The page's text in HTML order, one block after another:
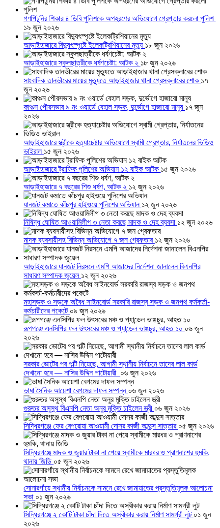
গণপিটুনির শিকার ৪ ডিবি পুলিশকে অপহরণের অভিযোগে গ্রেপ্তার করলো পুলিশ
১৯ জুন ২০২৬
আড়াইহাজারে বিদ্যুৎস্পৃষ্টে ইলেকট্রিশিয়ানের মৃত্যু ১৮ জুন ২০২৬
আড়াইহাজারে স্কুলছাত্রীকে ধর্ষণচেষ্টা: আটক ২ ১৮ জুন ২০২৬
সাংবাদিক তানভীরের মায়ের মৃত্যুতে আড়াইহাজার থানা প্রেসক্লাবের শোক ১৭
জুন ২০২৬
কাঞ্চন পৌরসভার ৯ নং ওয়ার্ডে বেহাল সড়ক, দুর্ভোগে হাজারো মানুষ ১৭ জুন
২০২৬
আড়াইহাজারে স্ত্রীকে হত্যাচেষ্টার অভিযোগে স্বামী গ্রেপ্তার, নির্যাতনের ভিডিও
ভাইরাল ১৫ জুন ২০২৬
আড়াইহাজারে ট্রাফিক পুলিশের অভিযান ১২ বাইক আটক ১৫ জুন ২০২৬
আড়াইহাজারে ৭ বছরের শিশু ধর্ষণ, আটক ২ ১২ জুন ২০২৬
যানজট কমাতে কাঁচপুর হাইওয়ে পুলিশের অভিযান ১২ জুন ২০২৬
নিষিদ্ধ ঘোষিত আওয়ামিলীগ ৩ নেতা করছে মাদক ও দেহ ব্যবসা ১২ জুন ২০২৬
মাদক ব্যবসায়ীসহ বিভিন্ন অভিযোগে ৭ জন গ্রেফতার ১২ জুন ২০২৬
আড়াইহাজারে যানজট নিরসনে এমপি আজাদের নির্দেশনা জানালেন বিএনপির
সাধারণ সম্পাদক জুয়েল ১২ জুন ২০২৬
মহাসড়ক ও সড়কে অবৈধ সাইনবোর্ড সরকারি রাজস্ব সড়ক ও জনপথ কর্মকর্তা-
কর্মচারীদের পকেটে ০৯ জুন ২০২৬
রূপগঞ্জে এনসিপির ফল উৎসবের মঞ্চ ও প্যান্ডেল ভাঙচুর, আহত ১০ ০৬ জুন
২০২৬
সরকার ভোটের পর পল্টি নিয়েছে, আগামী স্থানীয় নির্বাচনে তাদের লাল কার্ড
দেখানো হবে — নাসির উদ্দিন পাটোয়ারী ০৬ জুন ২০২৬
ভাষা সৈনিক আয়েশা বেগমের দাফন সম্পন্ন ০৬ জুন ২০২৬
গুরুতর অসুস্থ বিএনপি নেতা অনুর মুক্তি চাইলেন স্ত্রী ০৬ জুন ২০২৬
সিদ্ধিরগঞ্জে ফের বেপরোয়া আওয়ামী দোসর কাজী আব্দুস সাত্তার ০৫ জুন ২০২৬
সিদ্ধিরগঞ্জে মাদক ও জুয়ার টাকা না পেয়ে স্বামীকে মারধর ও প্রাণনাশের হুমকি,
থানায় জিডি ০৫ জুন ২০২৬
সোনারগাঁয়ে স্থানীয় নির্বাচনকে সামনে রেখে জামায়াতের প্রস্তুতিমূলক আলোচনা
সভা ০১ জুন ২০২৬
সিদ্ধিরগঞ্জে ২ কোটি টাকা চাঁদা দিতে অস্বীকার করায় নির্মাণ সামগ্রী লুট ০১ জুন
২০২৬